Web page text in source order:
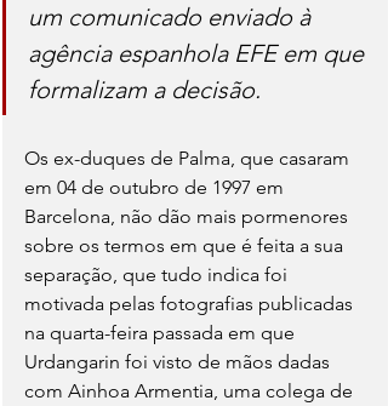
um comunicado enviado à
agência espanhola EFE em que
formalizam a decisão.
Os ex-duques de Palma, que casaram
em 04 de outubro de 1997 em
Barcelona, não dão mais pormenores
sobre os termos em que é feita a sua
separação, que tudo indica foi
motivada pelas fotografias publicadas
na quarta-feira passada em que
Urdangarin foi visto de mãos dadas
com Ainhoa Armentia, uma colega de